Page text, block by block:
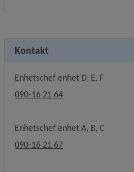
Kontakt
Enhetschef enhet D, E, F
090-16 21 64
Enhetschef enhet A, B, C
090-16 21 67